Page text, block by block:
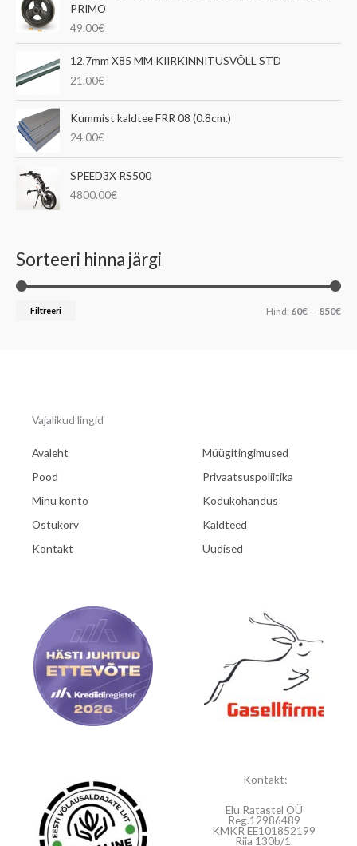
PRIMO
49.00€
12,7mm X85 MM KIIRKINNITUSVÕLL STD
21.00€
Kummist kaldtee FRR 08 (0.8cm.)
24.00€
SPEED3X RS500
4800.00€
Sorteeri hinna järgi
Filtreeri Hind: 60€ — 850€
Vajalikud lingid
Avaleht
Pood
Minu konto
Ostukorv
Kontakt
Müügitingimused
Privaatsuspoliitika
Kodukohandus
Kaldteed
Uudised
Kontakt:
Elu Ratastel OÜ
Reg.12986489
KMKR EE101852199
Riia 130b/1.